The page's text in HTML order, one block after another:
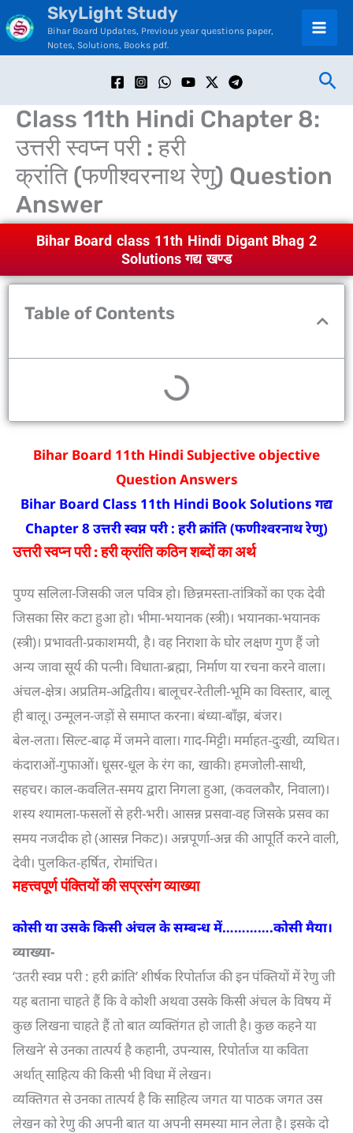
Skip
to
content
SkyLight Study
Bihar Board Updates, Previous year questions paper,
Notes, Solutions, Books pdf.
Class 11th Hindi Chapter 8:
उत्तरी स्वप्न परी : हरी
क्रांति (फणीश्वरनाथ रेणु) Question
Answer
Bihar Board class 11th Hindi Digant Bhag 2
Solutions गद्य खण्ड
Table of Contents
Bihar Board 11th Hindi Subjective objective
Question Answers
Bihar Board Class 11th Hindi Book Solutions गद्य
Chapter 8 उत्तरी स्वप्न परी : हरी क्रांति (फणीश्वरनाथ रेणु)
उत्तरी स्वप्न परी : हरी क्रांति कठिन शब्दों का अर्थ
पुण्य सलिला-जिसकी जल पवित्र हो। छिन्नमस्ता-तांत्रिकों का एक देवी
जिसका सिर कटा हुआ हो। भीमा-भयानक (स्त्री)। भयानका-भयानक
(स्त्री)। प्रभावती-प्रकाशमयी, है। वह निराशा के घोर लक्षण गुण हैं जो
अन्य जावा सूर्य की पत्नी। विधाता-ब्रह्मा, निर्माण या रचना करने वाला।
अंचल-क्षेत्र। अप्रतिम-अद्वितीय। बालूचर-रेतीली-भूमि का विस्तार, बालू
ही बालू। उन्मूलन-जड़ों से समाप्त करना। बंध्या-बाँझ, बंजर।
बेल-लता। सिल्ट-बाढ़ में जमने वाला। गाद-मिट्टी। मर्माहत-दुःखी, व्यथित।
कंदाराओं-गुफाओं। धूसर-धूल के रंग का, खाकी। हमजोली-साथी,
सहचर। काल-कवलित-समय द्वारा निगला हुआ, (कवलकौर, निवाला)।
शस्य श्यामला-फसलों से हरी-भरी। आसन्न प्रसवा-वह जिसके प्रसव का
समय नजदीक हो (आसन्न निकट)। अन्नपूर्णा-अन्न की आपूर्ति करने वाली,
देवी। पुलकित-हर्षित, रोमांचित।
महत्त्वपूर्ण पंक्तियों की सप्रसंग व्याख्या
कोसी या उसके किसी अंचल के सम्बन्ध में………….कोसी मैया।
व्याख्या-
‘उतरी स्वप्न परी : हरी क्रांति’ शीर्षक रिपोर्ताज की इन पंक्तियों में रेणु जी
यह बताना चाहते हैं कि वे कोशी अथवा उसके किसी अंचल के विषय में
कुछ लिखना चाहते हैं तो बात व्यक्तिंगत हो जाती है। कुछ कहने या
लिखने’ से उनका तात्पर्य है कहानी, उपन्यास, रिपोर्ताज या कविता
अर्थात् साहित्य की किसी भी विधा में लेखन।
व्यक्तिगत से उनका तात्पर्य है कि साहित्य जगत या पाठक जगत उस
लेखन को रेणु की अपनी बात या अपनी समस्या मान लेता है। इसके दो
C
a
g
o
r
i
e